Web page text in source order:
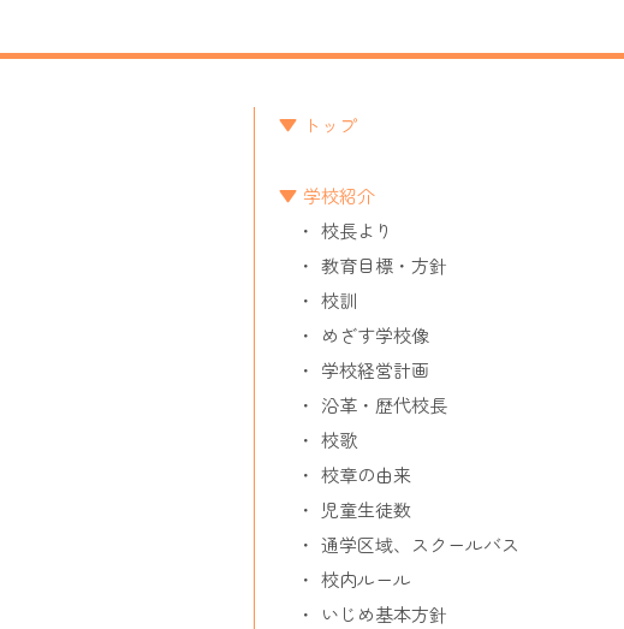
ゲ
ー
シ
ョ
ン
トップ
学校紹介
校長より
教育目標・方針
校訓
めざす学校像
学校経営計画
沿革・歴代校長
校歌
校章の由来
児童生徒数
通学区域、スクールバス
校内ルール
いじめ基本方針